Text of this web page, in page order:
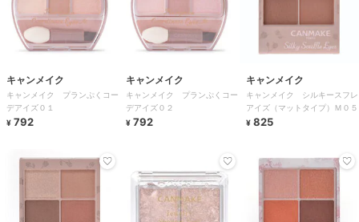
キャンメイク
キャンメイク プランぷくコー
デアイズ０１
¥ 792
キャンメイク
キャンメイク プランぷくコー
デアイズ０２
¥ 792
キャンメイク
キャンメイク シルキースフレ
アイズ（マットタイプ）Ｍ０５
¥ 825